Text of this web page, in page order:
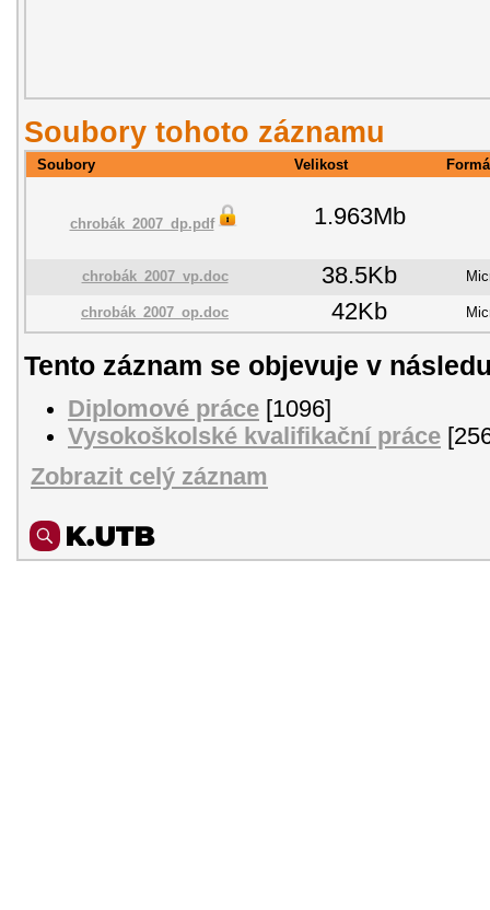
Soubory tohoto záznamu
Soubory Velikost
chrobák_2007_dp.pdf 1.963Mb
chrobák_2007_vp.doc 38.5Kb
chrobák_2007_op.doc 42Kb
Tento záznam se objevuje v
Diplomové práce [1096]
Vysokoškolské kvalifikační práce
Zobrazit celý záznam